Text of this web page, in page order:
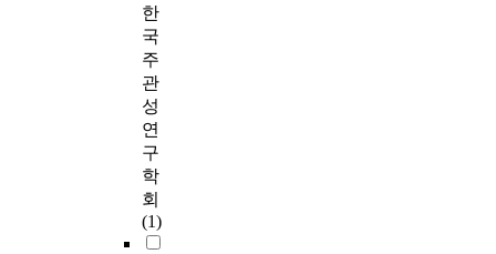
한
국
주
관
성
연
구
학
회
(1)